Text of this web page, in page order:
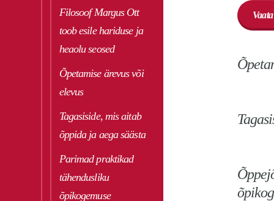
Filosoof Margus Ott
toob esile hariduse ja
heaolu seosed
Õpetamise ärevus või
elevus
Tagasiside, mis aitab
õppida ja aega säästa
Parimad praktikad
tähendusliku
õpikogemuse